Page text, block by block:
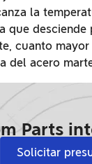
la
que
cuanto
del acero
Parts
Solicitar